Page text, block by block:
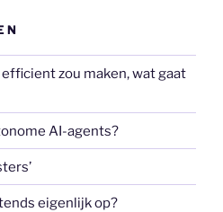
zou maken, wat gaat
AI-agents?
eigenlijk op?